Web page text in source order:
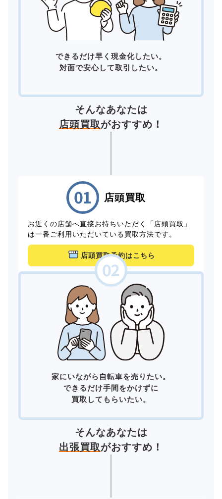
できるだけ早く現金化したい。
対面で安心して取引したい。
そんなあなたは
店頭買取がおすすめ！
店頭買取
お近くの店舗へ直接お持ちいただく「店頭買取」
は一番ご利用いただいている買取方法です。
店頭買取予約はこちら
家にいながら自転車を売りたい。
できるだけ手間をかけずに
買取してもらいたい。
そんなあなたは
出張買取がおすすめ！